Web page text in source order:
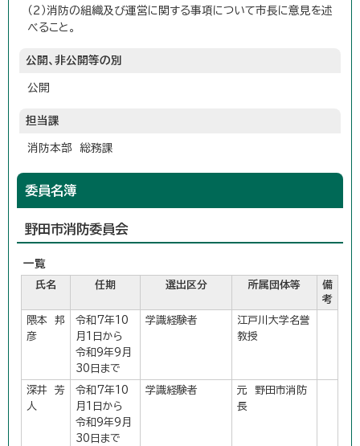
（2）消防の組織及び運営に関する事項について市長に意見を述
べること。
公開、非公開等の別
公開
担当課
消防本部 総務課
委員名簿
野田市消防委員会
一覧
氏名 任期 選出区分 所属団体等
備
考
隈本 邦
彦
令和7年10
月1日から
令和9年9月
30日まで
学識経験者
江戸川大学名誉
教授
深井 芳
人
令和7年10
月1日から
令和9年9月
30日まで
学識経験者
元 野田市消防
長